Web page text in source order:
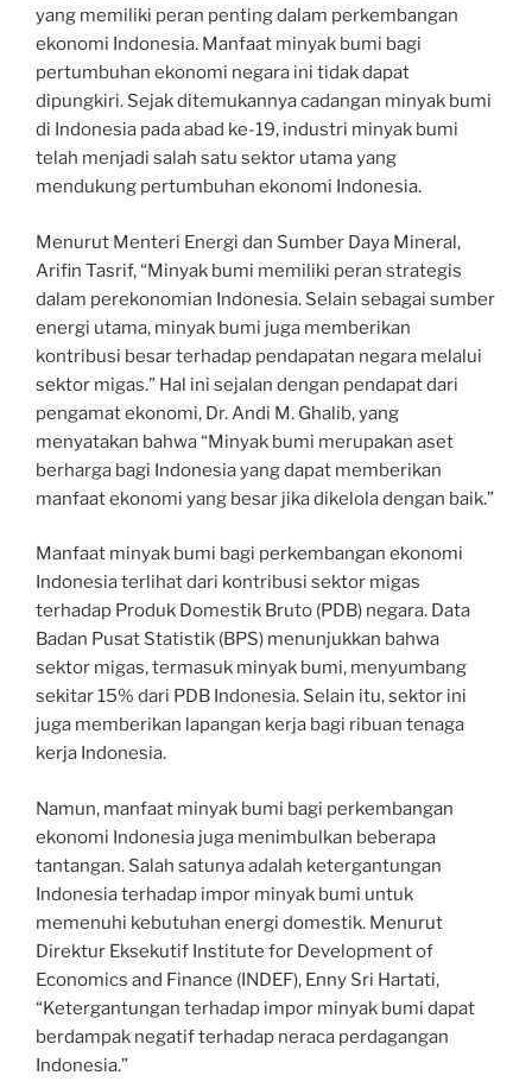
yang memiliki peran penting dalam perkembangan
ekonomi Indonesia. Manfaat minyak bumi bagi
pertumbuhan ekonomi negara ini tidak dapat
dipungkiri. Sejak ditemukannya cadangan minyak bumi
di Indonesia pada abad ke-19, industri minyak bumi
telah menjadi salah satu sektor utama yang
mendukung pertumbuhan ekonomi Indonesia.
Menurut Menteri Energi dan Sumber Daya Mineral,
Arifin Tasrif, “Minyak bumi memiliki peran strategis
dalam perekonomian Indonesia. Selain sebagai sumber
energi utama, minyak bumi juga memberikan
kontribusi besar terhadap pendapatan negara melalui
sektor migas.” Hal ini sejalan dengan pendapat dari
pengamat ekonomi, Dr. Andi M. Ghalib, yang
menyatakan bahwa “Minyak bumi merupakan aset
berharga bagi Indonesia yang dapat memberikan
manfaat ekonomi yang besar jika dikelola dengan baik.”
Manfaat minyak bumi bagi perkembangan ekonomi
Indonesia terlihat dari kontribusi sektor migas
terhadap Produk Domestik Bruto (PDB) negara. Data
Badan Pusat Statistik (BPS) menunjukkan bahwa
sektor migas, termasuk minyak bumi, menyumbang
sekitar 15% dari PDB Indonesia. Selain itu, sektor ini
juga memberikan lapangan kerja bagi ribuan tenaga
kerja Indonesia.
Namun, manfaat minyak bumi bagi perkembangan
ekonomi Indonesia juga menimbulkan beberapa
tantangan. Salah satunya adalah ketergantungan
Indonesia terhadap impor minyak bumi untuk
memenuhi kebutuhan energi domestik. Menurut
Direktur Eksekutif Institute for Development of
Economics and Finance (INDEF), Enny Sri Hartati,
“Ketergantungan terhadap impor minyak bumi dapat
berdampak negatif terhadap neraca perdagangan
Indonesia.”